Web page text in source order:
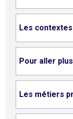
Les
Pour aller
Les métiers